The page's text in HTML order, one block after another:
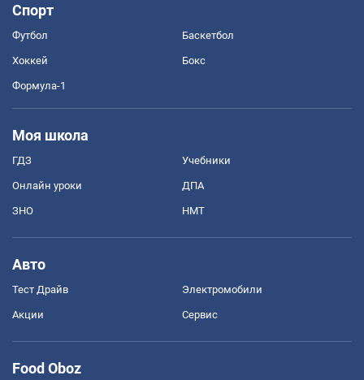
Спорт
Футбол Баскетбол
Хоккей Бокс
Формула-1
Моя школа
ГДЗ Учебники
Онлайн уроки ДПА
ЗНО НМТ
Авто
Тест Драйв Электромобили
Акции Сервис
Food Oboz